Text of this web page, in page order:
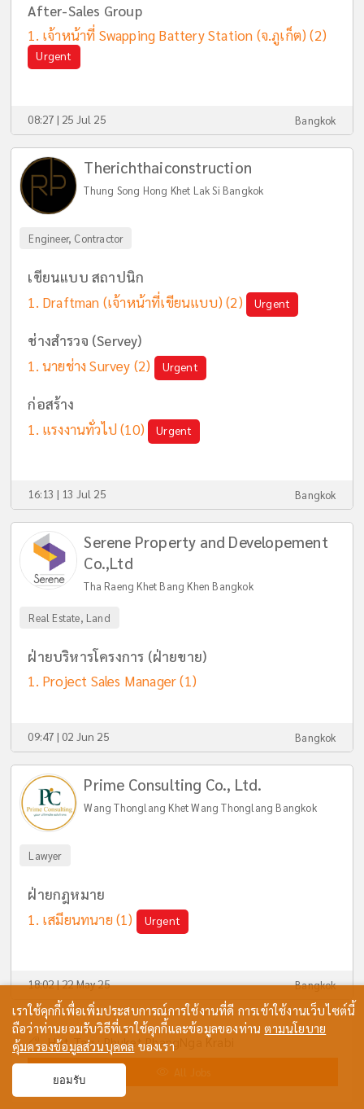
After-Sales Group
เจ้าหน้าที่ Swapping Battery Station (จ.ภูเก็ต) (2)
Urgent
08:27 | 25 Jul 25 Bangkok
Therichthaiconstruction
Thung Song Hong Khet Lak Si Bangkok
Engineer, Contractor
เขียนแบบ สถาปนิก
Draftman (เจ้าหน้าที่เขียนแบบ) (2) Urgent
ช่างสำรวจ (Servey)
นายช่าง Survey (2) Urgent
ก่อสร้าง
แรงงานทั่วไป(10) Urgent
16:13 | 13 Jul 25 Bangkok
Serene Property and Developement
Co.,Ltd
Tha Raeng Khet Bang Khen Bangkok
Real Estate, Land
ฝ่ายบริหารโครงการ (ฝ่ายขาย)
Project Sales Manager(1)
09:47 | 02 Jun 25 Bangkok
Prime Consulting Co., Ltd.
Wang Thonglang Khet Wang Thonglang Bangkok
Lawyer
ฝ่ายกฎหมาย
เสมียนทนาย(1) Urgent
18:02 | 22 May 25 Bangkok
Hot Tag : Phuket PhangNga Krabi
เราใช้คุกกี้เพื่อเพิ่มประสบการณ์การใช้งานที่ดี การเข้าใช้งานเว็บไซต์นี้
ถือว่าท่านยอมรับวิธีที่เราใช้คุกกี้และข้อมูลของท่านตามนโยบาย
คุ้มครองข้อมูลส่วนบุคคล ของเรา
ยอมรับ